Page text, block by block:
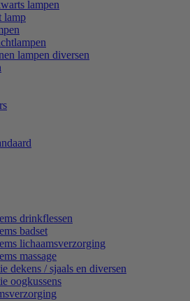
lampen
lamp
lampen diversen
drinkflessen
badset
lichaamsverzorging
massage
dekens / sjaals en diversen
oogkussens